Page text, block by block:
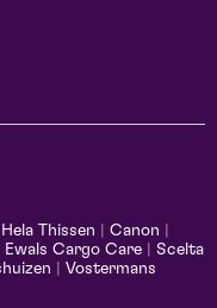
Hela Thissen Canon
Ewals Cargo Care
Scelta
Vostermans